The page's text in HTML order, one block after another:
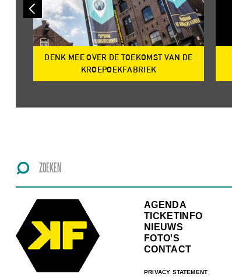
DENK MEE OVER DE TOEKOMST VAN DE
KROEPOEKFABRIEK
AGENDA
TICKETINFO
NIEUWS
FOTO'S
CONTACT
PRIVACY STATEMENT